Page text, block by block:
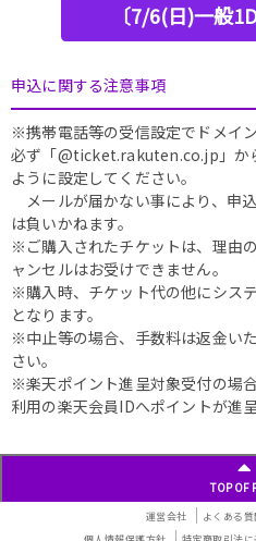
〔7/6(日)一般
申込に関する注意事項
※携帯電話等の受信設定でドメイ
必ず「@ticket.rakuten.co.jp」か
ように設定してください。
メールが届かない事により、申
は負いかねます。
※ご購入されたチケットは、理由
ャンセルはお受けできません。
※購入時、チケット代の他にシス
となります。
※中止等の場合、手数料は返金い
さい。
※楽天ポイント進呈対象受付の場
利用の楽天会員IDへポイントが進呈
TOP OF
運営会社 よくある質